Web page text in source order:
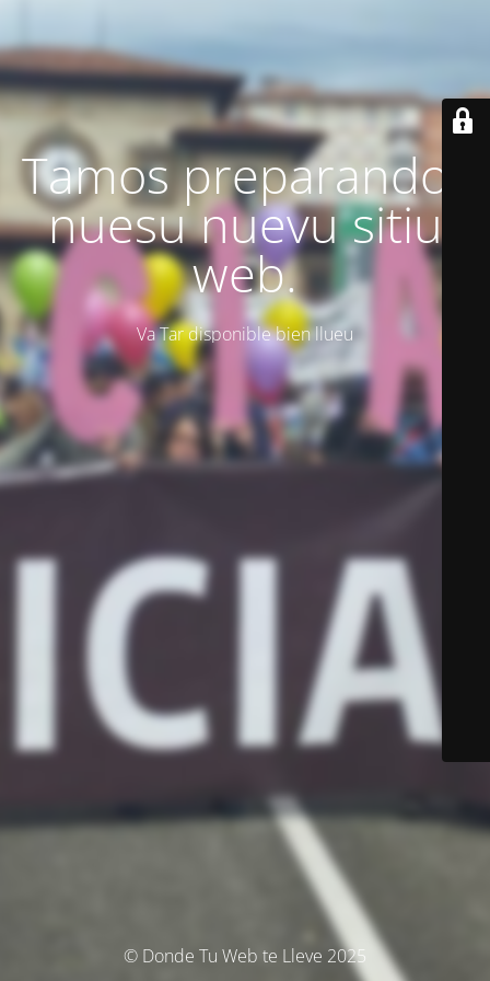
Tamos preparando'l
nuesu nuevu sitiu
web.
Va Tar disponible bien llueu
© Donde Tu Web te Lleve 2025